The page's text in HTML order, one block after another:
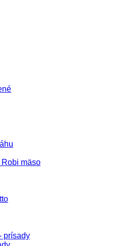
Robi mäso
prísady